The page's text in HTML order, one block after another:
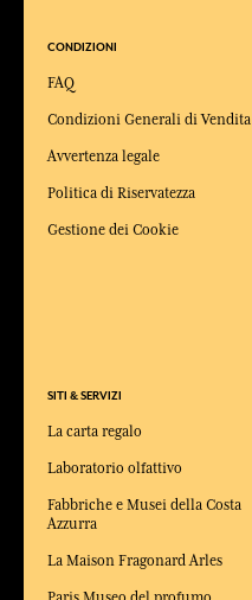
CONDIZIONI
FAQ
Condizioni Generali di Vendita
Avvertenza legale
Politica di Riservatezza
Gestione dei Cookie
SITI & SERVIZI
La carta regalo
Laboratorio olfattivo
Fabbriche e Musei della Costa
Azzurra
La Maison Fragonard Arles